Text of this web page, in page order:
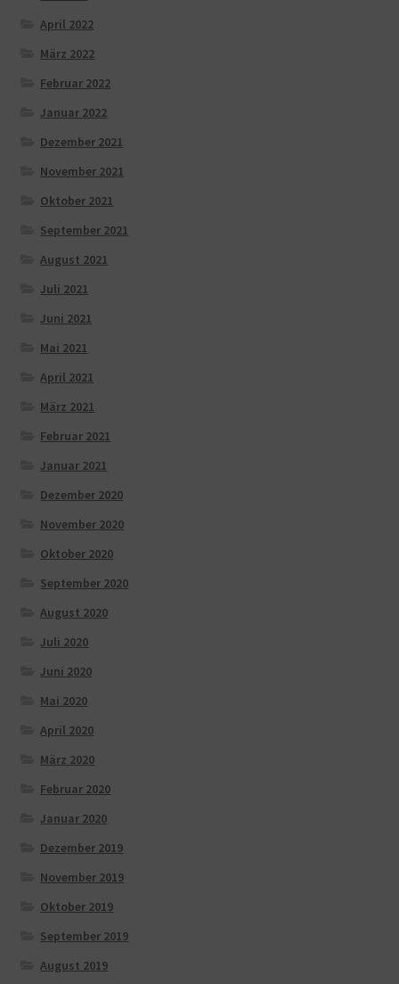
April 2022
März 2022
Februar 2022
Januar 2022
Dezember 2021
November 2021
Oktober 2021
September 2021
August 2021
Juli 2021
Juni 2021
Mai 2021
April 2021
März 2021
Februar 2021
Januar 2021
Dezember 2020
November 2020
Oktober 2020
September 2020
August 2020
Juli 2020
Juni 2020
Mai 2020
April 2020
März 2020
Februar 2020
Januar 2020
Dezember 2019
November 2019
Oktober 2019
September 2019
August 2019